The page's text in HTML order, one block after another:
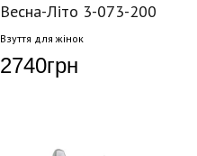
Весна-Літо 3-073-200
Взуття для жінок
2740грн